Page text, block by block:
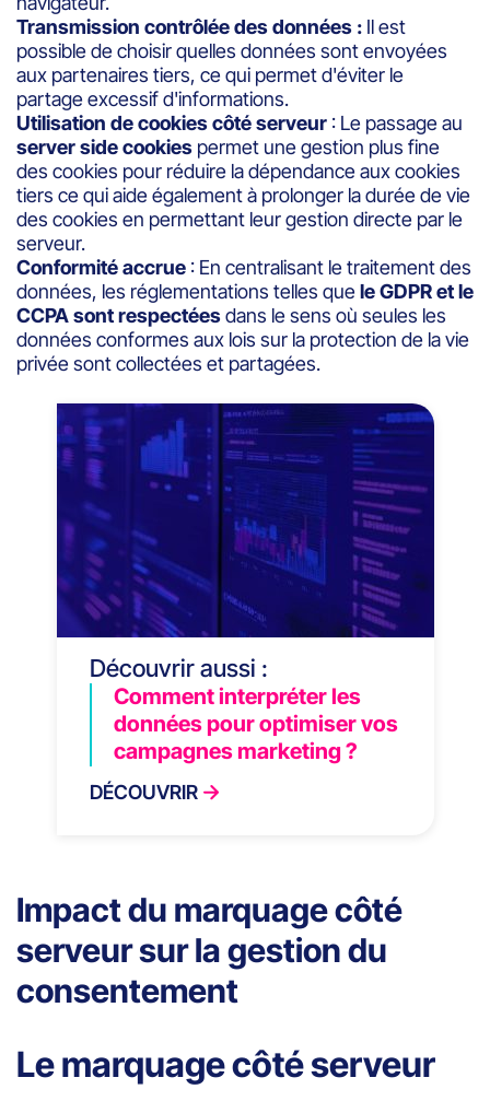
Transmission contrôlée des données : Il est
possible de choisir quelles données sont envoyées
aux partenaires tiers, ce qui permet d'éviter le
partage excessif d'informations.
Utilisation de cookies côté serveur : Le passage au
server side cookies permet une gestion plus fine
des cookies pour réduire la dépendance aux cookies
tiers ce qui aide également à prolonger la durée de vie
des cookies en permettant leur gestion directe par le
serveur.
Conformité accrue : En centralisant le traitement des
données, les réglementations telles quele GDPR et le
CCPA sont respectéesdans le sens où seules les
données conformes aux lois sur la protection de la vie
privée sont collectées et partagées.
Découvrir aussi :
Comment interpréter les
données pour optimiser vos
campagnes marketing ?
DÉCOUVRIR
Impact du marquage côté
serveur sur la gestion du
consentement
Le marquage côté serveur